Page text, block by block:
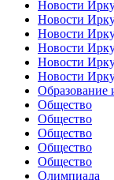
Новости
Новости
Новости
Новости
Новости
Новости
Образование
Общество
Общество
Общество
Общество
Общество
Олимпиада